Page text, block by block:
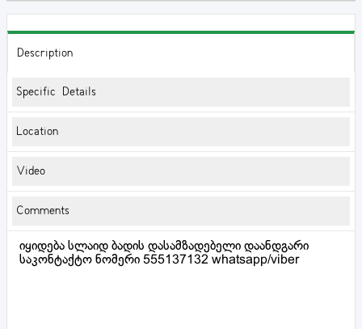
Description
Specific Details
Location
Video
Comments
იყიდება სლაიდ ბადის დასამზადებელი დაანდგარი
საკონტაქტო ნომერი 555137132 whatsapp/viber